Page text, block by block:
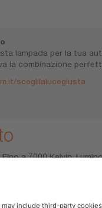
lampada per la tua
la combinazione
sceglilalucegiusta
a 7000 Kelvin.